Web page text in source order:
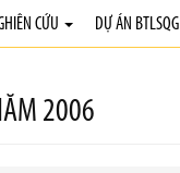
CỨU DỰ ÁN BTLSQG
2006